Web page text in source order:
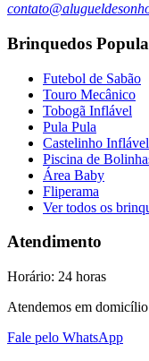
Brinquedos
Futebol de Sabão
Touro Mecânico
Tobogã Inflável
Pula Pula
Castelinho Inflável
Piscina de
Área Baby
Fliperama
Ver todos os
Atendimento
Horário: 24 horas
Atendemos em
Fale pelo WhatsApp